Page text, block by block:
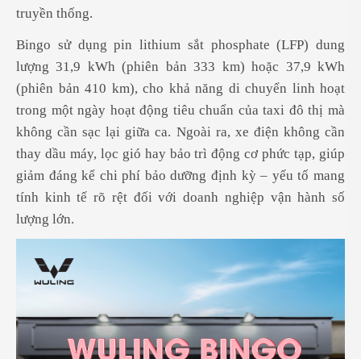
truyền thống.
Bingo sử dụng pin lithium sắt phosphate (LFP) dung
lượng 31,9 kWh (phiên bản 333 km) hoặc 37,9 kWh
(phiên bản 410 km), cho khả năng di chuyển linh hoạt
trong một ngày hoạt động tiêu chuẩn của taxi đô thị mà
không cần sạc lại giữa ca. Ngoài ra, xe điện không cần
thay dầu máy, lọc gió hay bảo trì động cơ phức tạp, giúp
giảm đáng kể chi phí bảo dưỡng định kỳ – yếu tố mang
tính kinh tế rõ rệt đối với doanh nghiệp vận hành số
lượng lớn.